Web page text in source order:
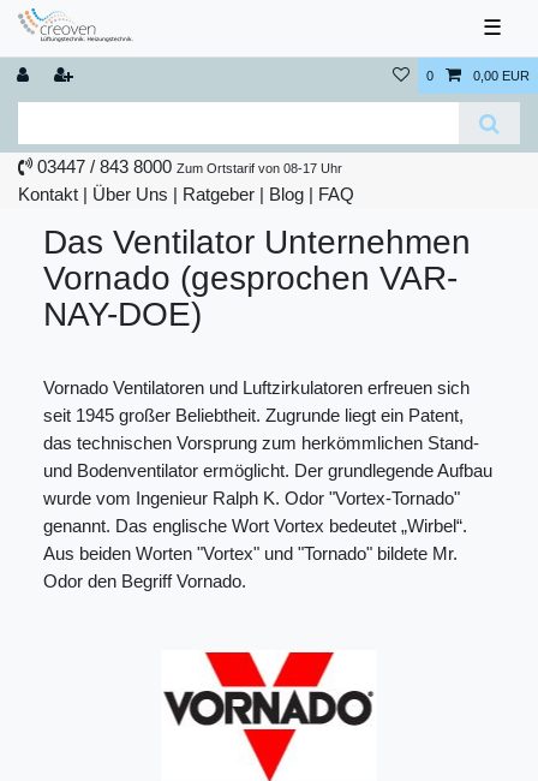
☰
0 0,00 EUR
03447 / 843 8000 Zum Ortstarif von 08-17 Uhr
Kontakt | Über Uns | Ratgeber | Blog | FAQ
Das Ventilator Unternehmen
Vornado (gesprochen VAR-
NAY-DOE)
Vornado Ventilatoren und Luftzirkulatoren erfreuen sich
seit 1945 großer Beliebtheit. Zugrunde liegt ein Patent,
das technischen Vorsprung zum herkömmlichen Stand-
und Bodenventilator ermöglicht. Der grundlegende Aufbau
wurde vom Ingenieur Ralph K. Odor "Vortex-Tornado"
genannt. Das englische Wort Vortex bedeutet „Wirbel“.
Aus beiden Worten "Vortex" und "Tornado" bildete Mr.
Odor den Begriff Vornado.